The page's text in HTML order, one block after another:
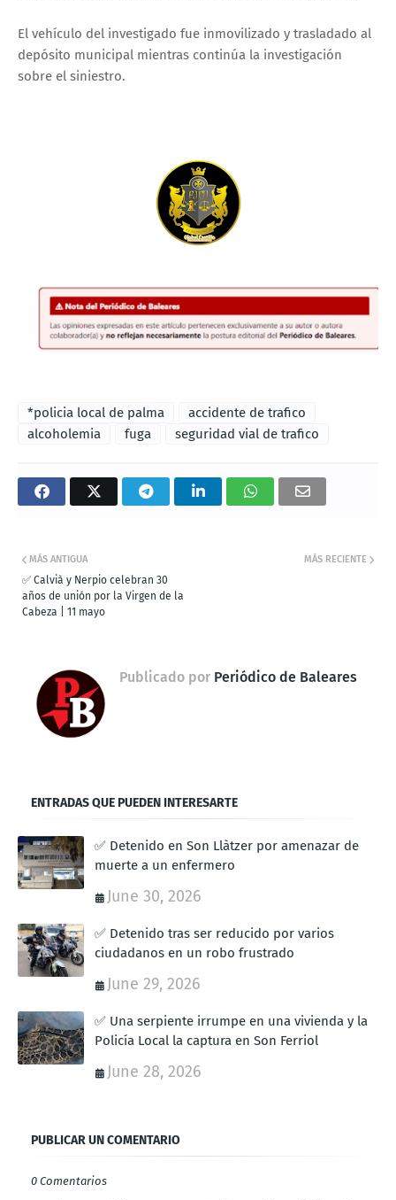
El vehículo del investigado fue inmovilizado y trasladado al
depósito municipal mientras continúa la investigación
sobre el siniestro.
*policia local de palma
accidente de trafico
alcoholemia
fuga seguridad vial de trafico
MÁS RECIENTE
MÁS ANTIGUA
✅ Calvià y Nerpio celebran 30
años de unión por la Virgen de la
Cabeza | 11 mayo
Publicado por Periódico de Baleares
ENTRADAS QUE PUEDEN INTERESARTE
✅ Detenido en Son Llàtzer por amenazar de
muerte a un enfermero
June 30, 2026
✅ Detenido tras ser reducido por varios
ciudadanos en un robo frustrado
June 29, 2026
✅ Una serpiente irrumpe en una vivienda y la
Policía Local la captura en Son Ferriol
June 28, 2026
PUBLICAR UN COMENTARIO
0 Comentarios